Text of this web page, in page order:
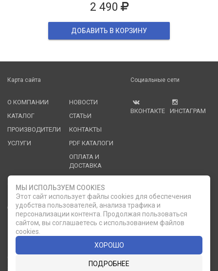
2 490
ДОБАВИТЬ В КОРЗИНУ
Карта сайта
О КОМПАНИИ
КАТАЛОГ
ПРОИЗВОДИТЕЛИ
УСЛУГИ
НОВОСТИ
СТАТЬИ
КОНТАКТЫ
PDF КАТАЛОГИ
ОПЛАТА И
ДОСТАВКА
Социальные сети
ВКОНТАКТЕ ИНСТАГРАМ
Служба клиентской поддержки
ОБРАТНЫЙ ЗВОНОК phone
8 (812) 335-21-16
8 (812) 335-21-17 7 (911) 947-43-48
© 2007 — 2026 Компания «Мир Посуды». Все права
МЫ ИСПОЛЬЗУЕМ COOKIES
Этот сайт использует файлы cookies для обеспечения
удобства пользователей, анализа трафика и
персонализации контента. Продолжая пользоваться
сайтом, вы соглашаетесь с использованием файлов
cookies.
ХОРОШО
ПОДРОБНЕЕ